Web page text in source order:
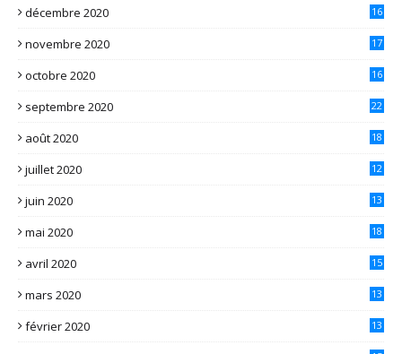
décembre 2020 16
novembre 2020 17
octobre 2020 16
septembre 2020 22
août 2020 18
juillet 2020 12
juin 2020 13
mai 2020 18
avril 2020 15
mars 2020 13
février 2020 13